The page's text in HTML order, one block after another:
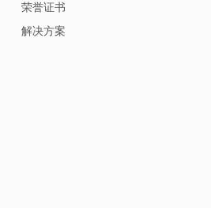
荣誉证书
解决方案